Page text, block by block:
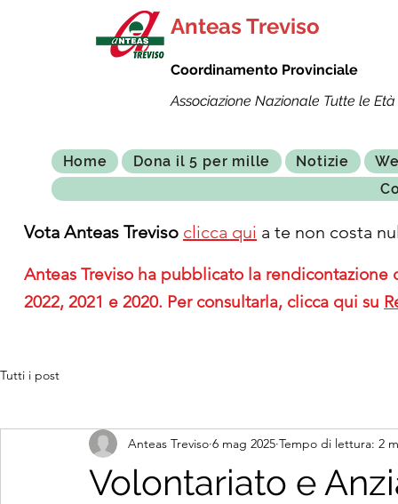
Anteas Treviso
Coordinamento Provinciale
Associazione Nazionale Tutte le
Home Dona il 5 per mille Notizie
Vota Anteas Treviso clicca qui a te non costa
Anteas Treviso ha pubblicato la
2022, 2021 e 2020. Per consultarla, clicca qui su
Tutti i post
Volontariato e
Anteas Treviso 6 mag 2025 Tempo di lettura: 2